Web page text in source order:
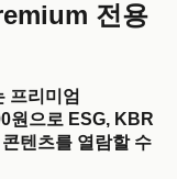
전용
프리미엄
원으로 ESG, KBR
텐츠를 열람할 수